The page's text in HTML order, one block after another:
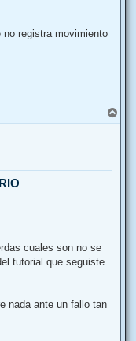
registra movimiento
r
cuales son no se
tutorial que seguiste
nada ante un fallo tan